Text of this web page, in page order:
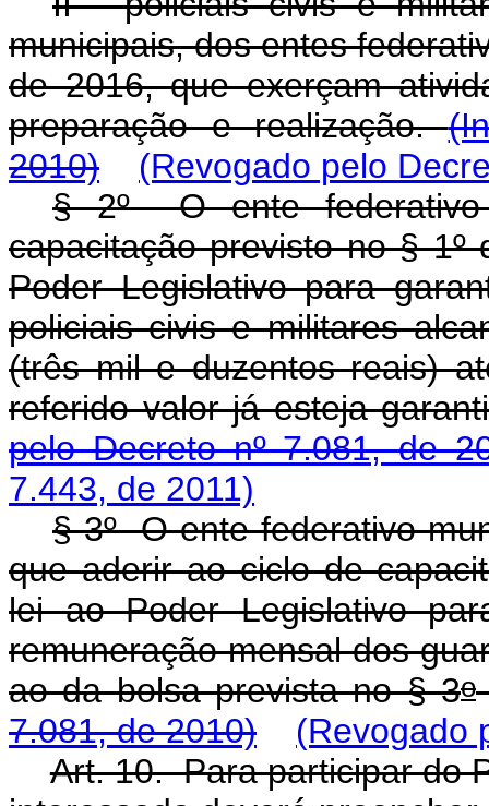
municipais, dos entes
de 2016, que exerçam
preparação e realização.
2010)
(Revogado pelo
§ 2º O ente
capacitação previsto no §
Poder Legislativo para
policiais civis e militares
(três mil e duzentos reais)
referido valor já esteja
pelo Decreto nº 7.081, de
7.443, de 2011)
§ 3º O ente federativo
que aderir ao ciclo de
lei ao Poder Legislativo
remuneração mensal dos
ao da bolsa prevista no § 3o
7.081, de 2010)
(Revogado
Art. 10. Para participar do